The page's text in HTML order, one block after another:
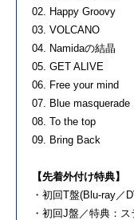
02. Happy Groovy
03. VOLCANO
04. Namidaの結晶
05. GET ALIVE
06. Free your mind
07. Blue masquerade
08. To the top
09. Bring Back
【先着外付け特典】
・初回T盤(Blu-ray／
・初回J盤／特典：